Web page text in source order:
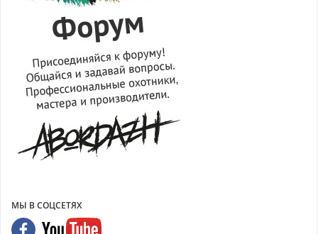
МЫ В СОЦСЕТЯХ